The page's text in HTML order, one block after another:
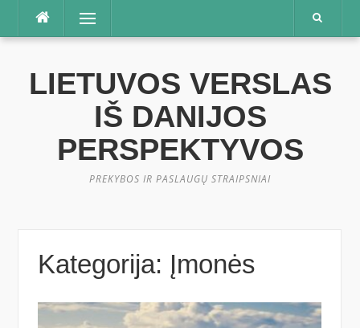
Praleisti
Meniu
LIETUVOS VERSLAS
IŠ DANIJOS
PERSPEKTYVOS
PREKYBOS IR PASLAUGŲ STRAIPSNIAI
Kategorija: Įmonės